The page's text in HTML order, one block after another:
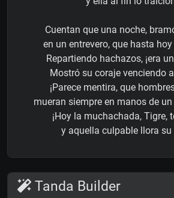
Cuentan que una noche,
en un entrevero, que hasta
Repartiendo hachazos, ¡era
Mostró su coraje venciendo
¡Parece mentira, que
mueran siempre en manos de
¡Hoy la muchachada, Tigre,
y aquella culpable llora su
Tanda Builder